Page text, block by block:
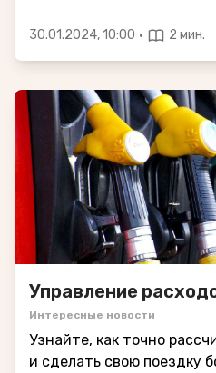
30.01.2024, 10:00 · 2 мин.
Управление
Интересные новости
Узнайте, как точно
и сделать свою поездку